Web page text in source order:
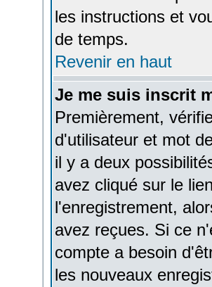
les instructions et
de temps.
Revenir en haut
Je me suis inscrit
Premièrement,
d'utilisateur et mot
il y a deux
avez cliqué sur le
l'enregistrement,
avez reçues. Si ce
compte a besoin
les nouveaux